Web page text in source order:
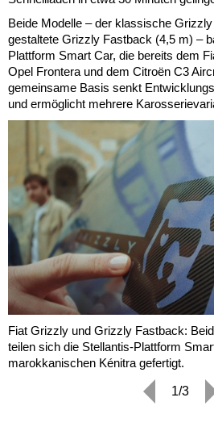
Beide Modelle – der klassische
gestaltete Grizzly Fastback (4,5 m) –
Plattform Smart Car, die bereits dem
Opel Frontera und dem Citroën C3
gemeinsame Basis senkt
und ermöglicht mehrere
Fiat Grizzly und Grizzly Fastback:
teilen sich die Stellantis-Plattform
marokkanischen Kénitra gefertigt.
1/3